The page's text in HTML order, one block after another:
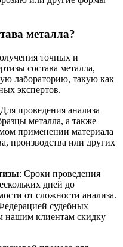
металла?
точных и
состава металла,
лабораторию, такую как
экспертов.
проведения анализа
металла, а также
применении материала
производства или других
: Сроки проведения
дней до
от сложности анализа.
судебных
нашим клиентам скидку